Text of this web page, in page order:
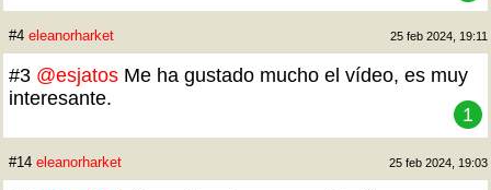
#4 eleanorharket 25 feb 2024, 19:11
#3 @esjatos Me ha gustado mucho el vídeo, es muy
interesante.
1
#14 eleanorharket 25 feb 2024, 19:03